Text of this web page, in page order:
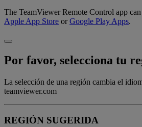
The TeamViewer Remote Control app
Apple App Store orGoogle Play Apps.
Por favor, selecciona tu
La selección de una región cambia el
teamviewer.com
REGIÓN SUGERIDA